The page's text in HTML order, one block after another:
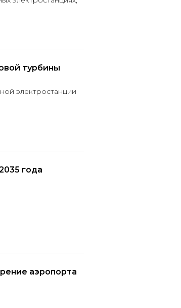
турбины
электростанции
года
аэропорта